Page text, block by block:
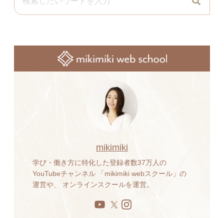
mikimiki
学び・働き方に特化した登録者数37万人の
YouTubeチャンネル 「mikimiki webスクール」の
運営や、 オンラインスクールを運営。